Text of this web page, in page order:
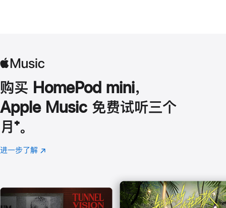
购买 HomePod mini，
Apple Music 免费试听三个
月 脚
注
⁺。
进一步了解 Apple
(在
口
中